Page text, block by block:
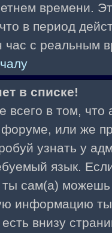
времени.
в период
час с реальным
в списке!
всего в том,
форуме, или же
узнать у
язык.
ты сам(а)
информацию
внизу